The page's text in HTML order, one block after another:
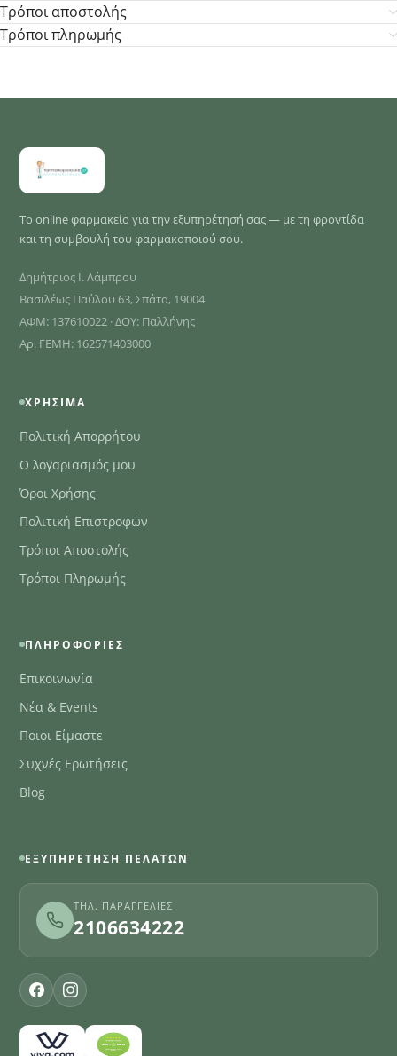
Τρόποι αποστολής
Τρόποι πληρωμής
Το online φαρμακείο για την εξυπηρέτησή σας — με τη φροντίδα
και τη συμβουλή του φαρμακοποιού σου.
Δημήτριος Ι. Λάμπρου
Βασιλέως Παύλου 63, Σπάτα, 19004
ΑΦΜ: 137610022 · ΔΟΥ: Παλλήνης
Αρ. ΓΕΜΗ: 162571403000
ΧΡΉΣΙΜΑ
Πολιτική Απορρήτου
Ο λογαριασμός μου
Όροι Χρήσης
Πολιτική Επιστροφών
Τρόποι Αποστολής
Τρόποι Πληρωμής
ΠΛΗΡΟΦΟΡΊΕΣ
Επικοινωνία
Νέα & Events
Ποιοι Είμαστε
Συχνές Ερωτήσεις
Blog
ΕΞΥΠΗΡΈΤΗΣΗ ΠΕΛΑΤΏΝ
ΤΗΛ. ΠΑΡΑΓΓΕΛΊΕΣ
2106634222